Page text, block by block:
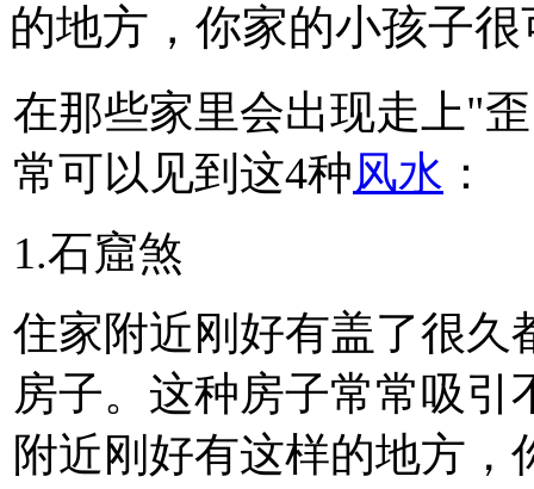
的地方，你家的小孩子
在那些家里会出现走上"
常可以见到这4种风水 ：
1.石窟煞
住家附近刚好有盖了很久
房子。这种房子常常吸
附近刚好有这样的地方